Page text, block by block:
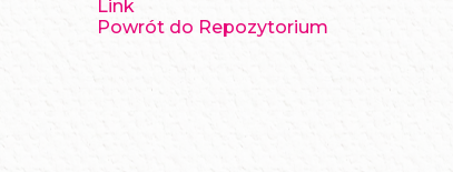
Link
Powrót do Repozytorium